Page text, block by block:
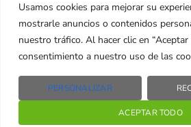
Usamos cookies para mejorar su
mostrarle anuncios o contenidos
nuestro tráfico. Al hacer clic en
consentimiento a nuestro uso de las
PERSONALIZAR
ACEPTAR TODO
play_arrow
Radio Líder Santiago – 97.7Fm
COOKIES
AVISO LEGAL
PUBLICIDAD
CONTACTO